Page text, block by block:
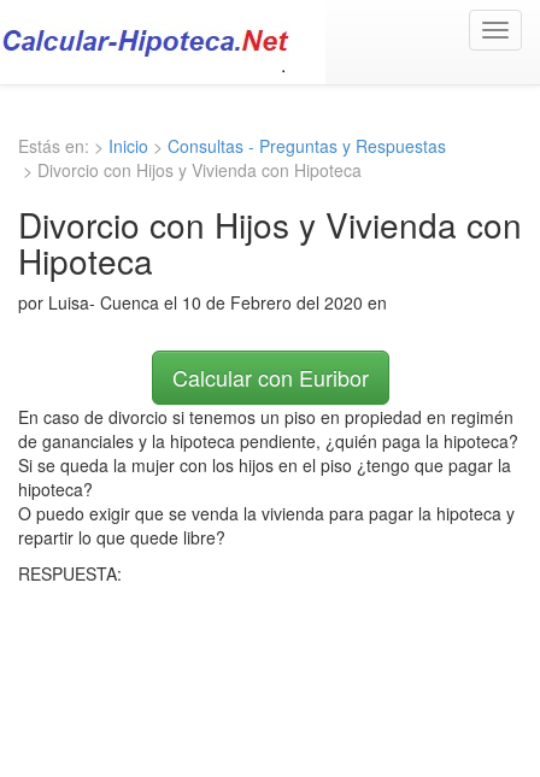
Estás en: > Inicio > Consultas - Preguntas y Respuestas
> Divorcio con Hijos y Vivienda con Hipoteca
Divorcio con Hijos y Vivienda con
Hipoteca
por Luisa- Cuenca el 10 de Febrero del 2020 en
Calcular con Euribor
En caso de divorcio si tenemos un piso en propiedad en regimén
de gananciales y la hipoteca pendiente, ¿quién paga la hipoteca?
Si se queda la mujer con los hijos en el piso ¿tengo que pagar la
hipoteca?
O puedo exigir que se venda la vivienda para pagar la hipoteca y
repartir lo que quede libre?
RESPUESTA: